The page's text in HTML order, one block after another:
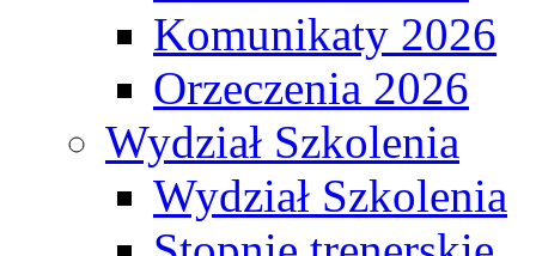
Komunikaty 2026
Orzeczenia 2026
Wydział Szkolenia
Wydział Szkolenia